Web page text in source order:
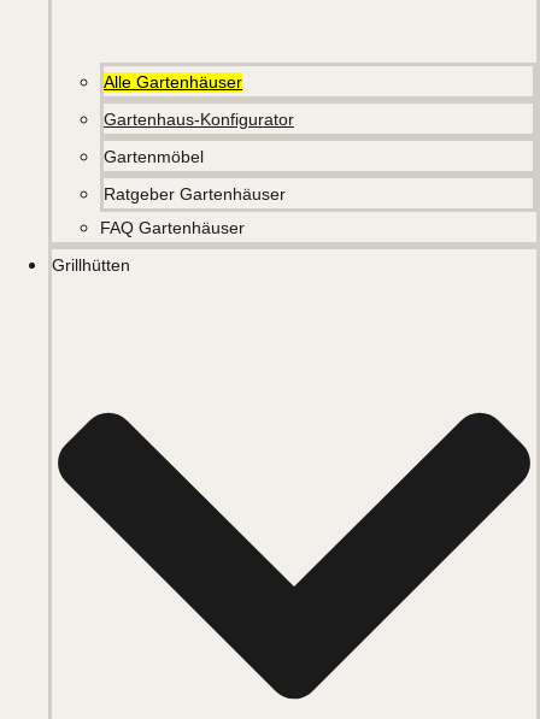
Alle Gartenhäuser
Gartenhaus-Konfigurator
Gartenmöbel
Ratgeber Gartenhäuser
FAQ Gartenhäuser
Grillhütten